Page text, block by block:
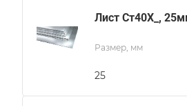
Лист Ст40Х_,
Размер, мм
25